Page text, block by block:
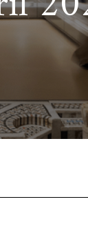
/ Host